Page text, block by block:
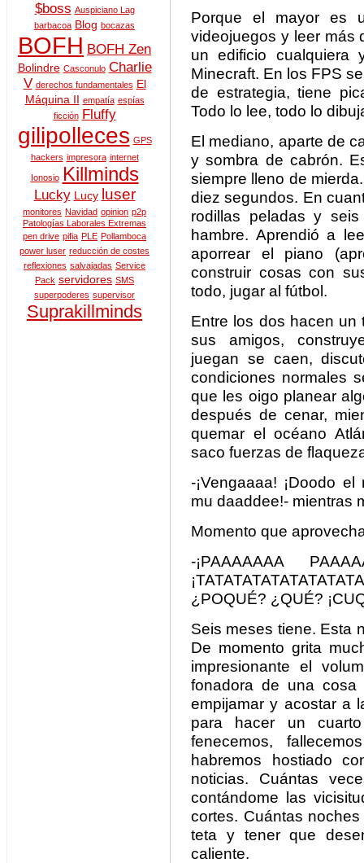
$boss Auspiciano Lag
barbacoa Blog bocazas
BOFH BOFH Zen
Bolindre Casconulo Charlie
V derechos fundamentales El
Máquina II empatía espías
ficción
Fluffy
gilipolleces GPS
hackers impresora internet
Ionosio Killminds
Lucky Lucy luser
monitores Navidad opinion p2p
Patologías Laborales Extremas
pen drive pifia PLE Pollamboca
power luser reducción de costes
reflexiones salvajadas Service
Pack servidores SMS
superpoderes supervisor
Suprakillminds
Porque el mayor es
videojuegos y leer más
un edificio
Minecraft. En los FPS
de estrategia, tiene
Todo lo lee, todo lo
El mediano, aparte de
y sombra de cabrón.
siempre lleno de
diez segundos. En
rodillas peladas y
hambre. Aprendió a
aporrear el piano
construir cosas con
todo, jugar al fútbol.
Entre los dos hacen un
sus amigos,
juegan se caen,
condiciones normales
que les oigo planear
después de cenar,
quemar el océano
saco fuerzas de
-¡Vengaaaa! ¡Doodo
mu daaddee!- mientras
Momento que
-¡PAAAAAAA
¿POQUÉ? ¿QUÉ?
Seis meses tiene. Esta
De momento grita
impresionante el
fonadora de una
empijamar y acostar a
para hacer un
fenecemos,
habremos hostiado
noticias. Cuántas
contándome las
cortes. Cuántas
teta y tener que
caliente.